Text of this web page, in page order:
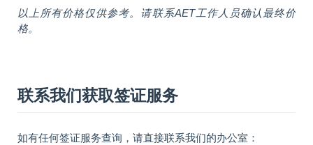
以上所有价格仅供参考。请联系AET工作人员确认最终价
格。
联系我们获取签证服务
如有任何签证服务查询，请直接联系我们的办公室：